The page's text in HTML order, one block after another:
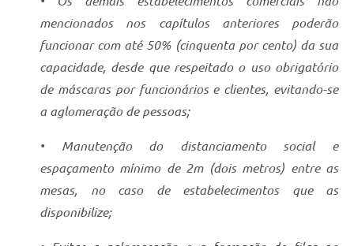
mencionados nos capítulos anteriores poderão
funcionar com até 50% (cinquenta por cento) da sua
capacidade, desde que respeitado o uso obrigatório
de máscaras por funcionários e clientes, evitando-se
a aglomeração de pessoas;
• Manutenção do distanciamento social e
espaçamento mínimo de 2m (dois metros) entre as
mesas, no caso de estabelecimentos que as
disponibilize;